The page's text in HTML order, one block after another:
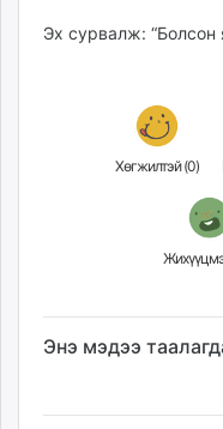
Эх сурвалж:
Хөгжилтэй (0)
Энэ мэдээ